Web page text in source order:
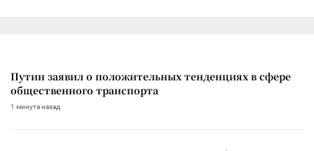
Путин заявил о положительных тенденциях в сфере
общественного транспорта
1 минута назад